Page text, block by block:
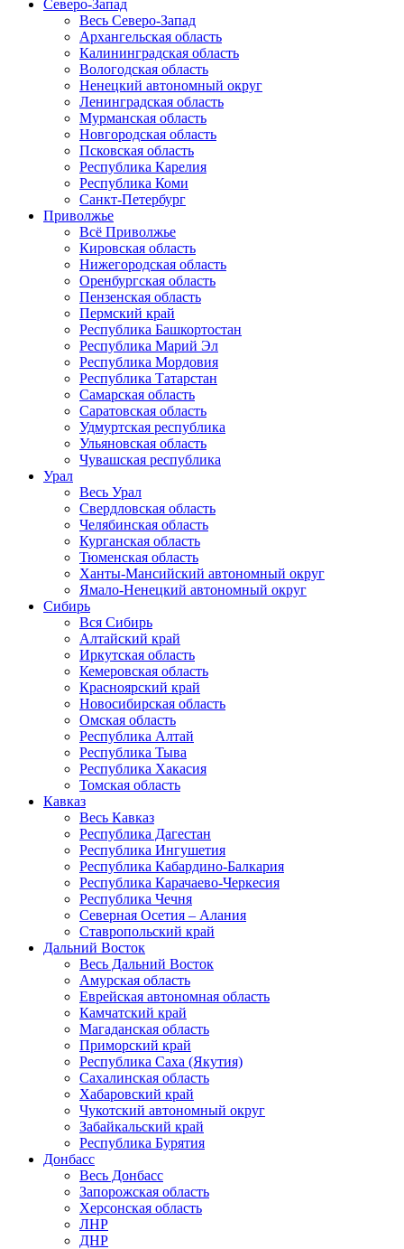
Северо-Запад
Весь Северо-Запад
Архангельская область
Калининградская область
Вологодская область
Ненецкий автономный округ
Ленинградская область
Мурманская область
Новгородская область
Псковская область
Республика Карелия
Республика Коми
Санкт-Петербург
Приволжье
Всё Приволжье
Кировская область
Нижегородская область
Оренбургская область
Пензенская область
Пермский край
Республика Башкортостан
Республика Марий Эл
Республика Мордовия
Республика Татарстан
Самарская область
Саратовская область
Удмуртская республика
Ульяновская область
Чувашская республика
Урал
Весь Урал
Свердловская область
Челябинская область
Курганская область
Тюменская область
Ханты-Мансийский автономный округ
Ямало-Ненецкий автономный округ
Сибирь
Вся Сибирь
Алтайский край
Иркутская область
Кемеровская область
Красноярский край
Новосибирская область
Омская область
Республика Алтай
Республика Тыва
Республика Хакасия
Томская область
Кавказ
Весь Кавказ
Республика Дагестан
Республика Ингушетия
Республика Кабардино-Балкария
Республика Карачаево-Черкесия
Республика Чечня
Северная Осетия – Алания
Ставропольский край
Дальний Восток
Весь Дальний Восток
Амурская область
Еврейская автономная область
Камчатский край
Магаданская область
Приморский край
Республика Саха (Якутия)
Сахалинская область
Хабаровский край
Чукотский автономный округ
Забайкальский край
Республика Бурятия
Донбасс
Весь Донбасс
Запорожская область
Херсонская область
ЛНР
ДНР